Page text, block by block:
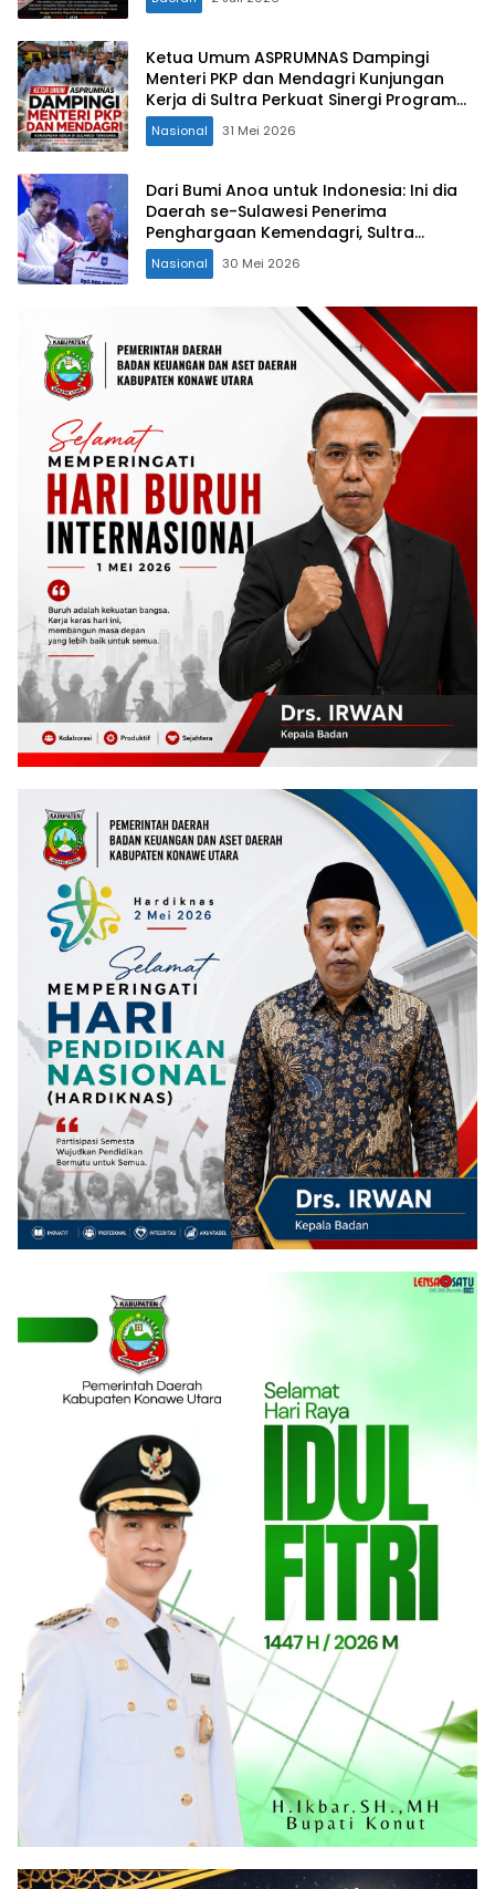
Ketua Umum ASPRUMNAS Dampingi
Menteri PKP dan Mendagri Kunjungan
Kerja di Sultra Perkuat Sinergi Program
Rumah Layak Huni dan Konsolidasi
Organisasi
Nasional 31 Mei 2026
Dari Bumi Anoa untuk Indonesia: Ini dia
Daerah se-Sulawesi Penerima
Penghargaan Kemendagri, Sultra
Kategori Ke-II
Nasional 30 Mei 2026